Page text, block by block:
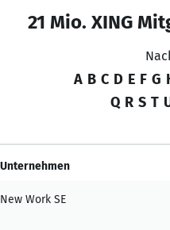
21 Mio. XING
A B C D E F G
Q R S T
Unternehmen
New Work SE